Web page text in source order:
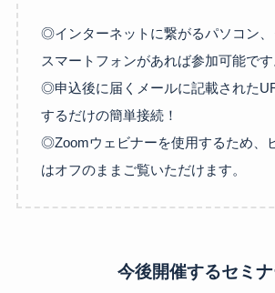
◎インターネットに繋がるパソコン、
スマートフォンがあれば参加可能です
◎申込後に届くメールに記載された
するだけの簡単接続！
◎Zoomウェビナーを使用するため、
はオフのままご覧いただけます。
今後開催するセミ